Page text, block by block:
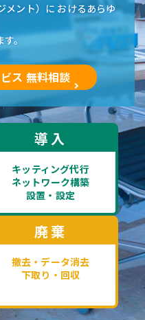
メント）に おけるあらゆ
。
ス 無料相談
導入
キッティング代行
ネットワーク構築
設置・設定
廃棄
撤去・データ消去
下取り・回収